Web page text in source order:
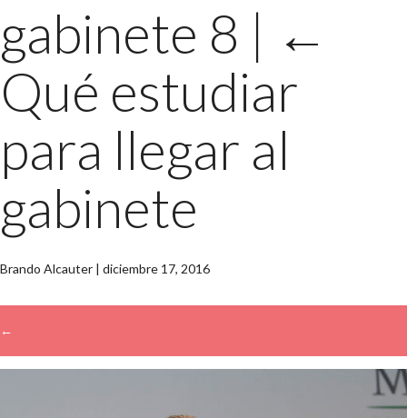
gabinete 8 | ←
Qué estudiar
para llegar al
gabinete
Brando Alcauter | diciembre 17, 2016
←